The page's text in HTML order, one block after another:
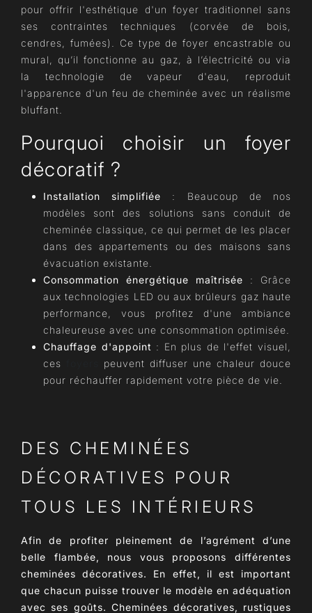
pour offrir l'esthétique d'un foyer traditionnel sans
ses contraintes techniques (corvée de bois,
cendres, fumées). Ce type de foyer encastrable ou
mural, qu’il fonctionne au gaz, à l’électricité ou via
la technologie de vapeur d'eau, reproduit
l'apparence d'un feu de cheminée avec un réalisme
bluffant.
Pourquoi choisir un foyer
décoratif ?
Installation simplifiée : Beaucoup de nos
modèles sont des solutions sans conduit de
cheminée classique, ce qui permet de les placer
dans des appartements ou des maisons sans
évacuation existante.
Consommation énergétique maîtrisée : Grâce
aux technologies LED ou aux brûleurs gaz haute
performance, vous profitez d'une ambiance
chaleureuse avec une consommation optimisée.
Chauffage d'appoint : En plus de l'effet visuel,
ces
peuvent diffuser une chaleur douce
pour réchauffer rapidement votre pièce de vie.
DES CHEMINÉES
DÉCORATIVES POUR
TOUS LES INTÉRIEURS
Afin de profiter pleinement de l’agrément d’une
belle flambée, nous vous proposons différentes
cheminées décoratives. En effet, il est important
que chacun puisse trouver le modèle en adéquation
avec ses goûts. Cheminées décoratives, rustiques